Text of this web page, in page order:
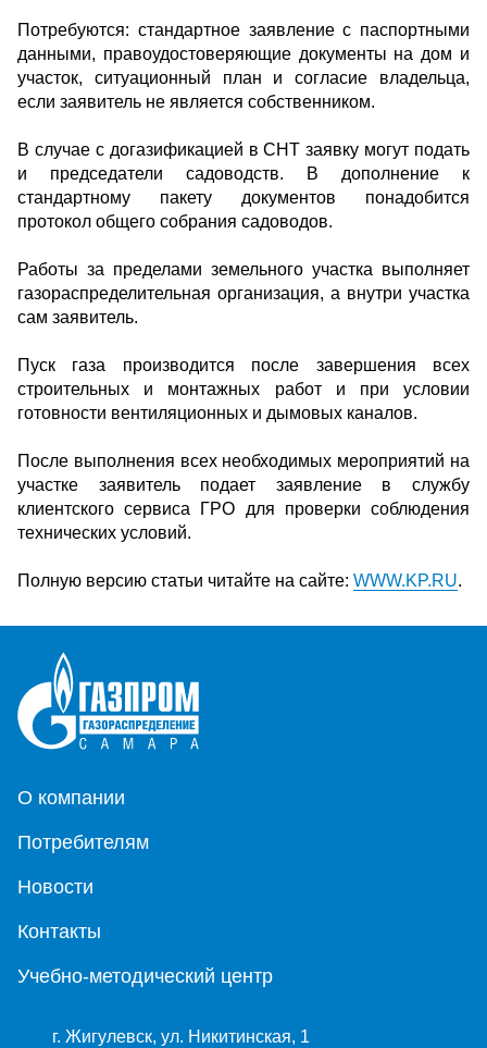
Потребуются: стандартное заявление с паспортными
данными, правоудостоверяющие документы на дом и
участок, ситуационный план и согласие владельца,
если заявитель не является собственником.
В случае с догазификацией в СНТ заявку могут подать
и председатели садоводств. В дополнение к
стандартному пакету документов понадобится
протокол общего собрания садоводов.
Работы за пределами земельного участка выполняет
газораспределительная организация, а внутри участка
сам заявитель.
Пуск газа производится после завершения всех
строительных и монтажных работ и при условии
готовности вентиляционных и дымовых каналов.
После выполнения всех необходимых мероприятий на
участке заявитель подает заявление в службу
клиентского сервиса ГРО для проверки соблюдения
технических условий.
Полную версию статьи читайте на сайте: WWW.KP.RU.
О компании
Потребителям
Новости
Контакты
Учебно-методический центр
г. Жигулевск, ул. Никитинская, 1